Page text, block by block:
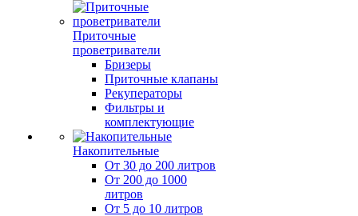
Приточные
проветриватели
Бризеры
Приточные клапаны
Рекуператоры
Фильтры и
комплектующие
Накопительные
От 30 до 200 литров
От 200 до 1000
литров
От 5 до 10 литров